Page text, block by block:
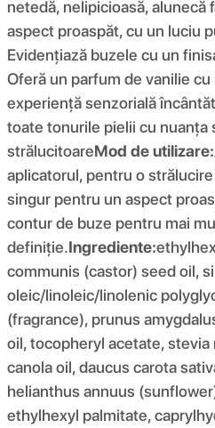
netedă, nelipicioasă, alunecă
aspect proaspăt, cu un luciu
Evidențiază buzele cu un
Oferă un parfum de vanilie
experiență senzorială
toate tonurile pielii cu nuanța
strălucitoareMod de utilizare:
aplicatorul, pentru o
singur pentru un aspect
contur de buze pentru mai
definiție.Ingrediente:
communis (castor) seed oil,
oleic/linoleic/linolenic
(fragrance), prunus
oil, tocopheryl acetate, stevia
canola oil, daucus carota
helianthus annuus
ethylhexyl palmitate,